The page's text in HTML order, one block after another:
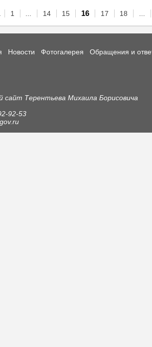
1 ... 14 15 16 17 18 ...
Новости Фотогалерея Обращения и
сайт Терентьева Михаила Борисовича
92-53